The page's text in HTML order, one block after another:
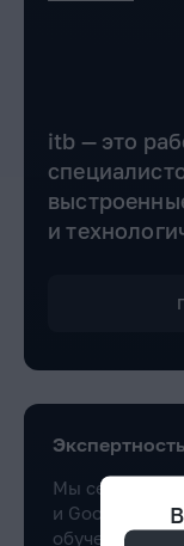
itb — это
и
Экспертность
Мы
и Google.
обучение и